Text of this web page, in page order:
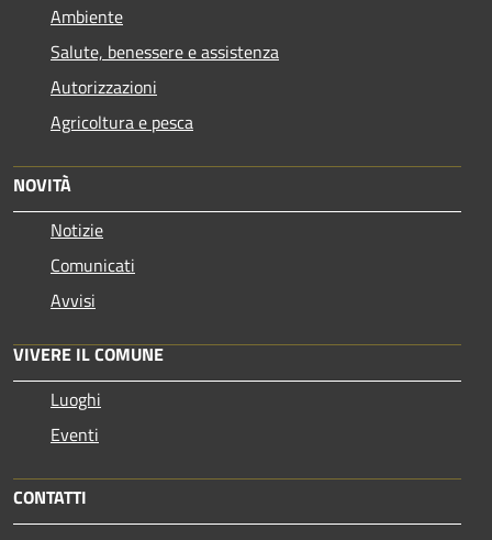
Ambiente
Salute, benessere e assistenza
Autorizzazioni
Agricoltura e pesca
NOVITÀ
Notizie
Comunicati
Avvisi
VIVERE IL COMUNE
Luoghi
Eventi
CONTATTI